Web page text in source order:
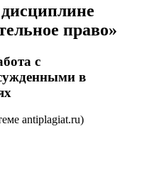
право»
с
в
antiplagiat.ru)